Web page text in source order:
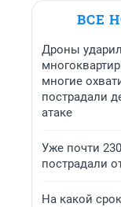
ВСЕ
Дроны
многие
пострадали
атаке
Уже почти
пострадали
На какой